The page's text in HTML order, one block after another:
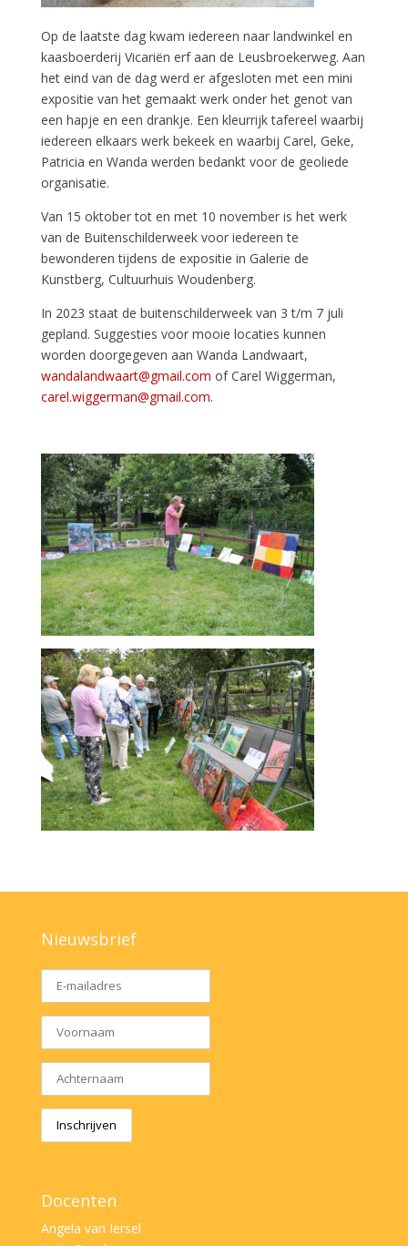
Op de laatste dag kwam iedereen naar landwinkel en
kaasboerderij Vicariën erf aan de Leusbroekerweg. Aan
het eind van de dag werd er afgesloten met een mini
expositie van het gemaakt werk onder het genot van
een hapje en een drankje. Een kleurrijk tafereel waarbij
iedereen elkaars werk bekeek en waarbij Carel, Geke,
Patricia en Wanda werden bedankt voor de geoliede
organisatie.
Van 15 oktober tot en met 10 november is het werk
van de Buitenschilderweek voor iedereen te
bewonderen tijdens de expositie in Galerie de
Kunstberg, Cultuurhuis Woudenberg.
In 2023 staat de buitenschilderweek van 3 t/m 7 juli
gepland. Suggesties voor mooie locaties kunnen
worden doorgegeven aan Wanda Landwaart,
wandalandwaart@gmail.com of Carel Wiggerman,
carel.wiggerman@gmail.com.
Nieuwsbrief
Docenten
Angela van Iersel